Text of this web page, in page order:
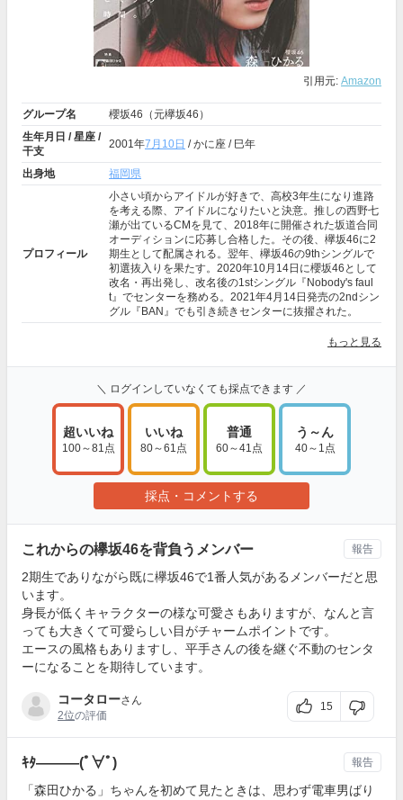
引用元: Amazon
グループ名
櫻坂46（元欅坂46）
生年月日 / 星座 /
干支
2001年7月10日 / かに座 / 巳年
出身地 福岡県
プロフィール
小さい頃からアイドルが好きで、高校3年生になり進路
を考える際、アイドルになりたいと決意。推しの西野七
瀬が出ているCMを見て、2018年に開催された坂道合同
オーディションに応募し合格した。その後、欅坂46に2
期生として配属される。翌年、欅坂46の9thシングルで
初選抜入りを果たす。2020年10月14日に櫻坂46として
改名・再出発し、改名後の1stシングル『Nobody's faul
t』でセンターを務める。2021年4月14日発売の2ndシン
グル『BAN』でも引き続きセンターに抜擢された。
もっと見る
＼ ログインしていなくても採点できます ／
超いいね
100～81点
いいね
80～61点
普通
60～41点
う～ん
40～1点
採点・コメントする
これからの欅坂46を背負うメンバー
2期生でありながら既に欅坂46で1番人気があるメンバーだと思
います。
身長が低くキャラクターの様な可愛さもありますが、なんと言
っても大きくて可愛らしい目がチャームポイントです。
エースの風格もありますし、平手さんの後を継ぐ不動のセンタ
ーになることを期待しています。
コータローさん
2位の評価
15
報告
ｷﾀ―――(ﾟ∀ﾟ)
「森田ひかる」ちゃんを初めて見たときは、思わず電車男ばり
報告